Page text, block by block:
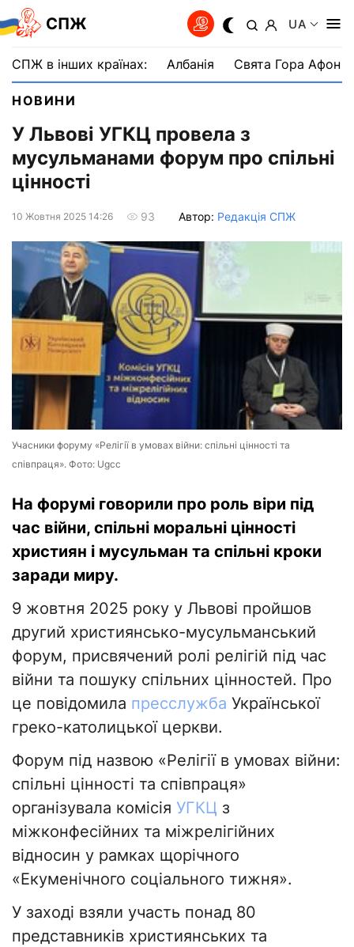
СПЖ UA
СПЖ в інших країнах: Албанія Свята Гора Афон
НОВИНИ
У Львові УГКЦ провела з
мусульманами форум про спільні
цінності
10 Жовтня 2025 14:26 93 Автор: Редакція СПЖ
Учасники форуму «Релігії в умовах війни: спільні цінності та
співпраця». Фото: Ugcc
На форумі говорили про роль віри під
час війни, спільні моральні цінності
християн і мусульман та спільні кроки
заради миру.
9 жовтня 2025 року у Львові пройшов
другий християнсько-мусульманський
форум, присвячений ролі релігій під час
війни та пошуку спільних цінностей. Про
це повідомила пресслужба Української
греко-католицької церкви.
Форум під назвою «Релігії в умовах війни:
спільні цінності та співпраця»
організувала комісія УГКЦ з
міжконфесійних та міжрелігійних
відносин у рамках щорічного
«Екуменічного соціального тижня».
У заході взяли участь понад 80
представників християнських та